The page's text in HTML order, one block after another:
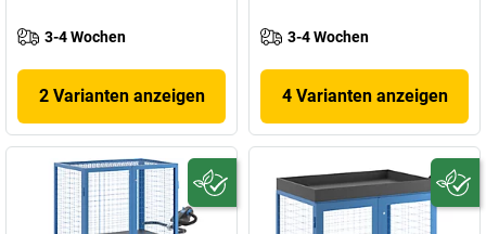
3-4 Wochen
2 Varianten anzeigen
3-4 Wochen
4 Varianten anzeigen